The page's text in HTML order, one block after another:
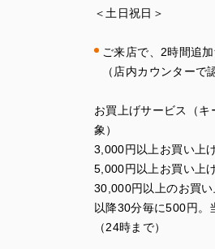
＜土日祝日＞
ご来店で、 2時間追加
（店内カウンターで
お買上げサービス（
象）
3 000円以上お買い上
5 000円以上お買い上
30 ,000円以上のお買い
以降30分毎に500円。
（24時まで）